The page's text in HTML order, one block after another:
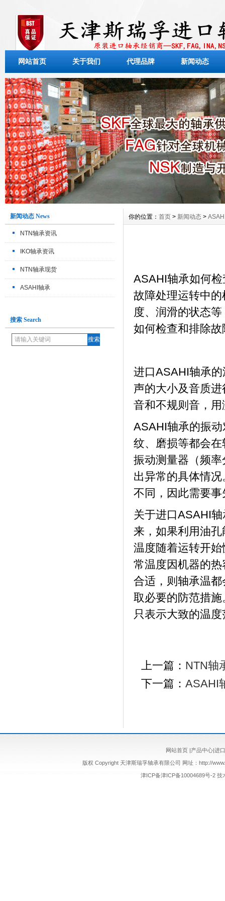
网站首页 关于我们 代理品牌 新闻动态
新闻动态 News
NTN轴承资讯
IKO轴承资讯
NTN轴承现货
ASAHI轴承
搜索 Search
你的位置： 首页 > 新闻动态 >
ASAHI轴承如何
故障处理运转中
度、润滑的状态
如何检查和排除故
进口ASAHI轴承
声的大小及音质
音和不规则音，
ASAHI轴承的振
纹、磨损等都会
振动测量器（频
出异常的具体情
不同，因此需要
关于进口ASAHI
来，如果利用油
温度随着运转开
常温度因机器的
合适，则轴承温
取必要的防范措
只表示大致的温
上一篇： NTN轴
下一篇： ASAHI
网站首页 |产品中心|进
版权 Copyright 天津斯瑞孚轴承有限公司 网址：http://
津ICP备津ICP备10004689号-2 技